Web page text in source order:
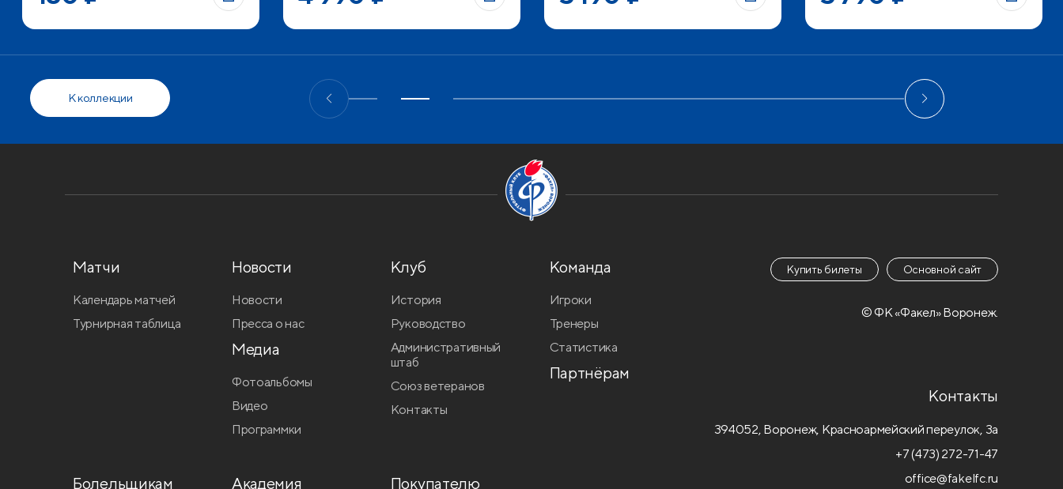
К коллекции
Матчи
Календарь матчей
Турнирная таблица
Новости
Новости
Пресса о нас
Медиа
Фотоальбомы
Видео
Программки
Клуб
История
Руководство
Административный
штаб
Союз ветеранов
Контакты
Команда
Игроки
Тренеры
Статистика
Партнёрам
Болельщикам Академия Покупателю
Купить билеты Основной сайт
© ФК «Факел» Воронеж.
Контакты
394052, Воронеж, Красноармейский переулок, 3а
+7 (473) 272-71-47
office@fakelfc.ru